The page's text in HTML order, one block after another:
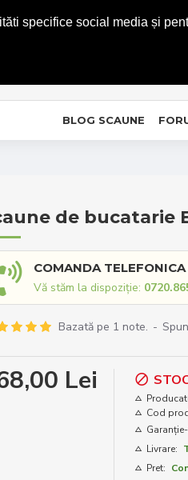
specifice social media și
BLOG SCAUNE
de bucatarie
COMANDA TELEFONICA
Vă stăm la dispoziție:
Bazată pe 1 note. -
Lei
Cod
Livrare:
Pret: